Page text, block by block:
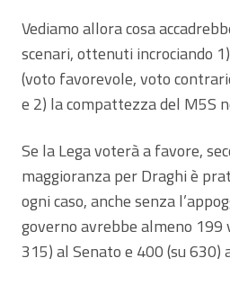
Vediamo allora cosa
scenari, ottenuti incrociando
(voto favorevole, voto
e 2) la compattezza del M5S
Se la Lega voterà a favore,
maggioranza per Draghi è
ogni caso, anche senza
governo avrebbe almeno 199
315) al Senato e 400 (su 630)